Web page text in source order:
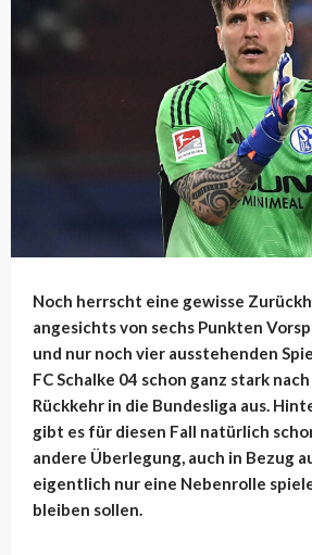
Noch herrscht eine gewisse
angesichts von sechs Punkten
und nur noch vier ausstehenden
FC Schalke 04 schon ganz stark
Rückkehr in die Bundesliga aus.
gibt es für diesen Fall natürlich
andere Überlegung, auch in Bezug
eigentlich nur eine Nebenrolle
bleiben sollen.